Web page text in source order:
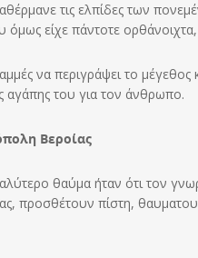
τις ελπίδες των
όμως είχε πάντοτε
να περιγράψει το
αγάπης του για τον άνθρωπο.
Βεροίας
θαύμα ήταν ότι τον
προσθέτουν πίστη,